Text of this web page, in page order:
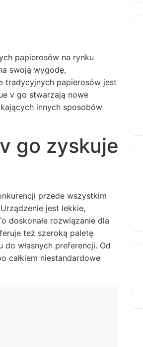
papierosów na rynku
swoją wygodę,
tradycyjnych papierosów jest
v go stwarzają nowe
innych sposobów
go zyskuje
przede wszystkim
jest lekkie,
doskonałe rozwiązanie dla
też szeroką paletę
własnych preferencji. Od
całkiem niestandardowe